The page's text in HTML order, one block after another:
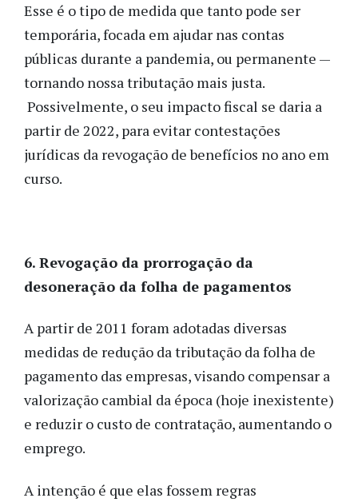
Esse é o tipo de medida que tanto pode ser
temporária, focada em ajudar nas contas
públicas durante a pandemia, ou permanente —
tornando nossa tributação mais justa.
Possivelmente, o seu impacto fiscal se daria a
partir de 2022, para evitar contestações
jurídicas da revogação de benefícios no ano em
curso.
6. Revogação da prorrogação da
desoneração da folha de pagamentos
A partir de 2011 foram adotadas diversas
medidas de redução da tributação da folha de
pagamento das empresas, visando compensar a
valorização cambial da época (hoje inexistente)
e reduzir o custo de contratação, aumentando o
emprego.
A intenção é que elas fossem regras